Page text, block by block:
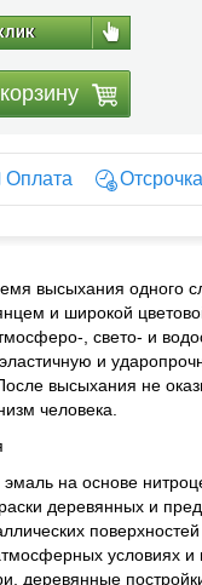
Оплата
высыхания одного
и широкой
, свето- и
и
высыхания не
человека.
на основе
деревянных и
поверхностей
условиях
деревянные